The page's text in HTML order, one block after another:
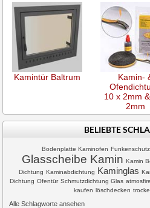
Kamintür Baltrum
Kamin-
10 x 2mm
2mm
BELIEBTE
Bodenplatte Kaminofen
Glasscheibe Kamin Kamin
Dichtung Kaminabdichtung Kaminglas
Dichtung Ofentür Schmutzdichtung Glas
kaufen löschdecken
Alle Schlagworte ansehen